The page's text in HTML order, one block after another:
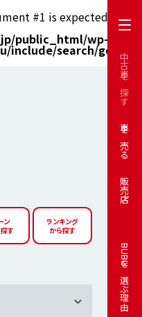
#1 is expected to be
public_html/wp-
include/search/get.php
中古車を探す
車を売る
販売店
BUBUを選ぶ理由
ン
す
ランキング
から探す